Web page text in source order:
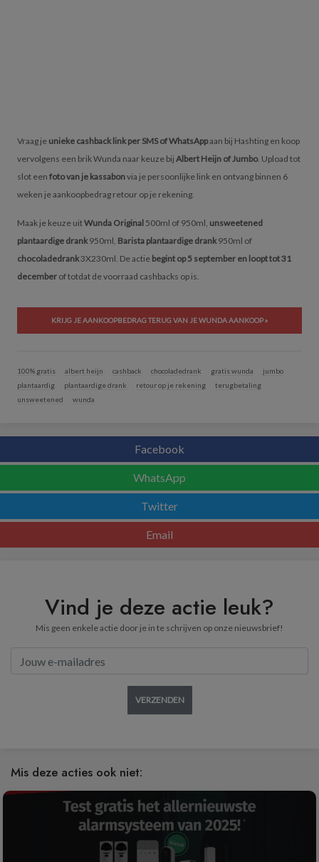
Vraag je unieke cashback link per SMS of WhatsAppaan bij Hashting en koop
vervolgens een brik Wunda naar keuze bij Albert Heijn of Jumbo. Upload tot
slot een foto van je kassabonvia je persoonlijke link en ontvang binnen 6
weken je aankoopbedrag retour op je rekening.
Maak je keuze uitWunda Original 500ml of 950ml, unsweetened
plantaardige drank950ml, Barista plantaardige drank950ml of
chocoladedrank3X230ml. De actie begint op 5 september en loopt tot 31
december of totdat de voorraad cashbacks op is.
KRIJG JE AANKOOPBEDRAG TERUG VAN JE WUNDA AANKOOP »
100% gratis albert heijn cashback chocoladedrank gratis wunda
jumbo
plantaardig
plantaardige drank retour op je rekening
terugbetaling
unsweetened
wunda
Facebook
WhatsApp
Twitter
Email
Vind je deze actie leuk?
Mis geen enkele actie door je in te schrijven op onze nieuwsbrief!
VERZENDEN
Mis deze acties ook niet: